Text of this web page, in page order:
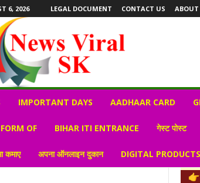
6, 2026 LEGAL DOCUMENT CONTACT US ABOUT
IMPORTANT DAYS AADHAAR CARD
OF BIHAR ITI ENTRANCE गेस्ट पोस्ट
कमाए अपना ऑनलाइन दुकान DIGITAL